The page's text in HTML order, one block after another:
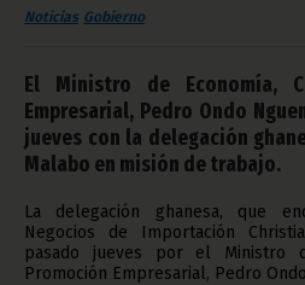
Noticias Gobierno
El Ministro de Economía,
Empresarial, Pedro Ondo
jueves con la delegación
Malabo en misión de trabajo.
La delegación ghanesa, que
Negocios de Importación
pasado jueves por el Ministro
Promoción Empresarial, Pedro